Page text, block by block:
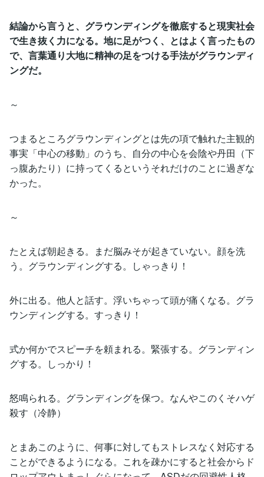
結論から言うと、グラウンディングを徹底すると現実社会
で生き抜く力になる。地に足がつく、とはよく言ったもの
で、言葉通り大地に精神の足をつける手法がグラウンディ
ングだ。
～
つまるところグラウンディングとは先の項で触れた主観的
事実「中心の移動」のうち、自分の中心を会陰や丹田（下
っ腹あたり）に持ってくるというそれだけのことに過ぎな
かった。
～
たとえば朝起きる。まだ脳みそが起きていない。顔を洗
う。グラウンディングする。しゃっきり！
外に出る。他人と話す。浮いちゃって頭が痛くなる。グラ
ウンディングする。すっきり！
式か何かでスピーチを頼まれる。緊張する。グランディン
グする。しっかり！
怒鳴られる。グランディングを保つ。なんやこのくそハゲ
殺す（冷静）
とまあこのように、何事に対してもストレスなく対応する
ことができるようになる。これを疎かにすると社会からド